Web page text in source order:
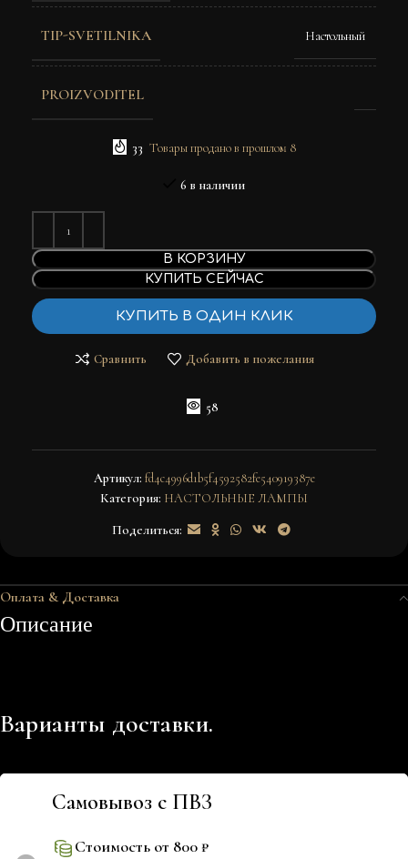
TIP-SVETILNIKA Настольный
PROIZVODITEL
33 Товары продано в прошлом 8
6 в наличии
В КОРЗИНУ
КУПИТЬ СЕЙЧАС
КУПИТЬ В ОДИН КЛИК
Сравнить Добавить в пожелания
58
Артикул: fd4c4996d1b5f4592582fe540919387e
Категория: НАСТОЛЬНЫЕ ЛАМПЫ
Поделиться:
Оплата & Доставка
Описание
Варианты доставки.
Самовывоз с ПВЗ
Стоимость от 800 ₽